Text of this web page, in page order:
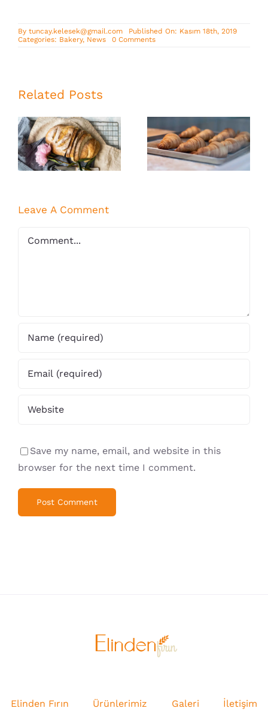
By tuncay.kelesek@gmail.com
Published On: Kasım 18th, 2019
Categories: Bakery, News 0 Commentson
Related Posts
Whole grain
bread for your
Best Avada
Bakery
products of
Leave A Comment
Save my name, email, and website in this
browser for the next time I comment.
Elinden Fırın Ürünlerimiz Galeri İletişim